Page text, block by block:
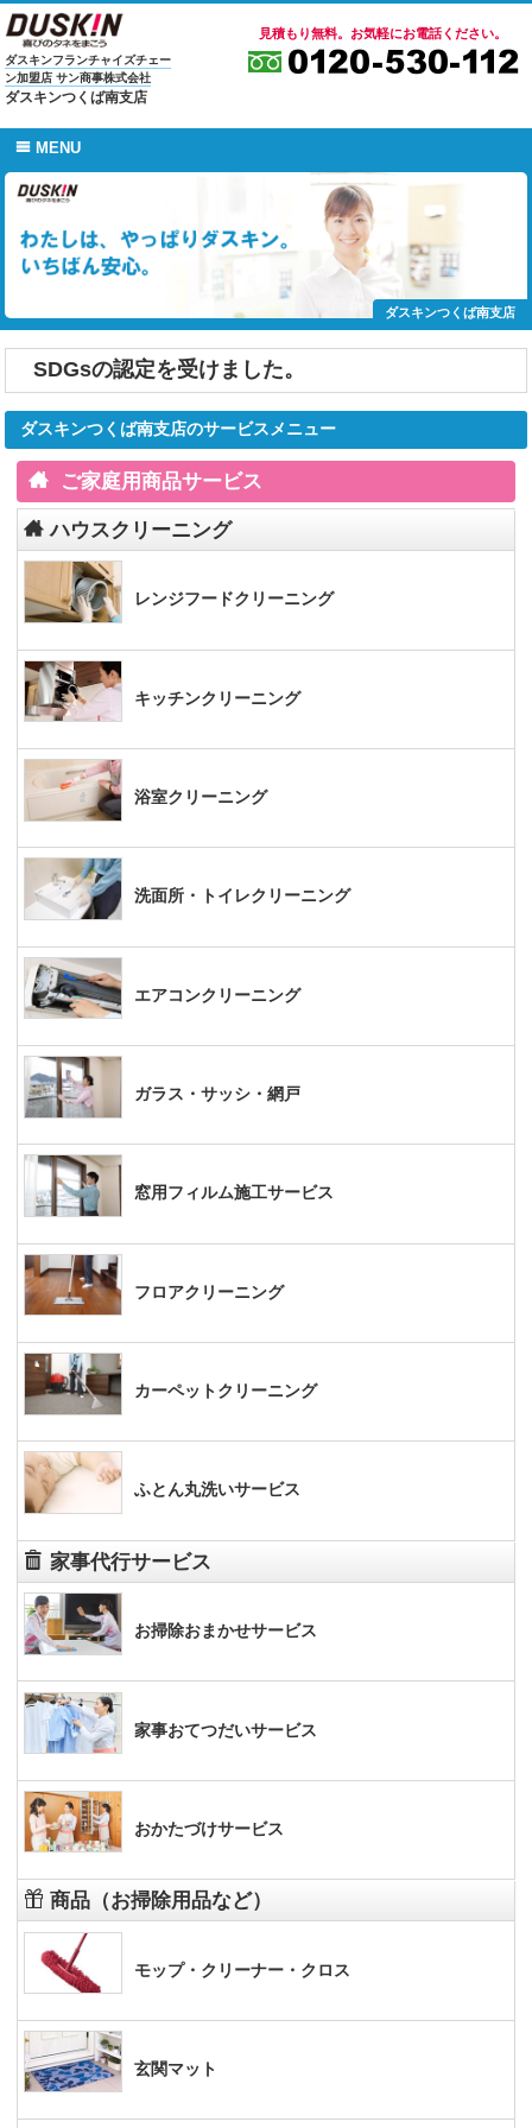
ダスキンフランチャイズチェー
ン加盟店 サン商事株式会社
ダスキンつくば南支店
見積もり無料。お気軽にお電話ください。
MENU
ダスキンつくば南支店
SDGsの認定を受けました。
ダスキンつくば南支店のサービスメニュー
ご家庭用商品サービス
ハウスクリーニング
レンジフードクリーニング
キッチンクリーニング
浴室クリーニング
洗面所・トイレクリーニング
エアコンクリーニング
ガラス・サッシ・網戸
窓用フィルム施工サービス
フロアクリーニング
カーペットクリーニング
ふとん丸洗いサービス
家事代行サービス
お掃除おまかせサービス
家事おてつだいサービス
おかたづけサービス
商品（お掃除用品など）
モップ・クリーナー・クロス
玄関マット